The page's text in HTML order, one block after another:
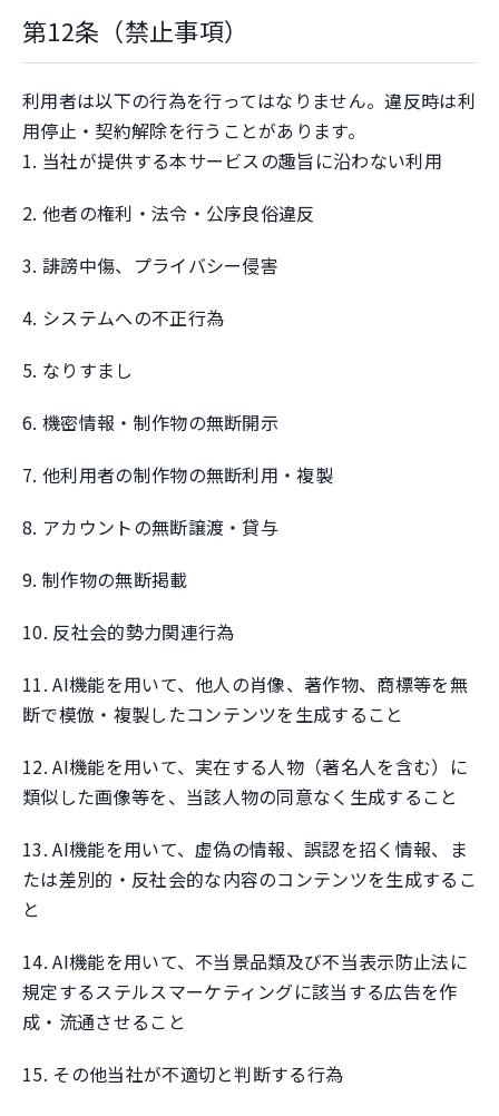
第12条（禁止事項）
利用者は以下の行為を行ってはなりません。違反時は利
用停止・契約解除を行うことがあります。
1. 当社が提供する本サービスの趣旨に沿わない利用
2. 他者の権利・法令・公序良俗違反
3. 誹謗中傷、プライバシー侵害
4. システムへの不正行為
5. なりすまし
6. 機密情報・制作物の無断開示
7. 他利用者の制作物の無断利用・複製
8. アカウントの無断譲渡・貸与
9. 制作物の無断掲載
10. 反社会的勢力関連行為
11. AI機能を用いて、他人の肖像、著作物、商標等を無
断で模倣・複製したコンテンツを生成すること
12. AI機能を用いて、実在する人物（著名人を含む）に
類似した画像等を、当該人物の同意なく生成すること
13. AI機能を用いて、虚偽の情報、誤認を招く情報、ま
たは差別的・反社会的な内容のコンテンツを生成するこ
と
14. AI機能を用いて、不当景品類及び不当表示防止法に
規定するステルスマーケティングに該当する広告を作
成・流通させること
15. その他当社が不適切と判断する行為